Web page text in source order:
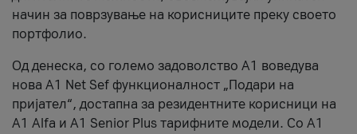
начин за поврзување на корисниците преку своето
портфолио.
Од денеска, со големо задоволство А1 воведува
нова A1 Net Sef функционалност „Подари на
пријател“, достапна за резидентните корисници на
А1 Alfa и A1 Senior Plus тарифните модели. Со A1